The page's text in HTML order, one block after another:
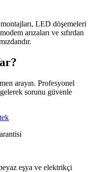
LED döşemeleri
arızaları ve sıfırdan
arayın. Profesyonel
sorunu güvenle
eşya ve elektrikçi